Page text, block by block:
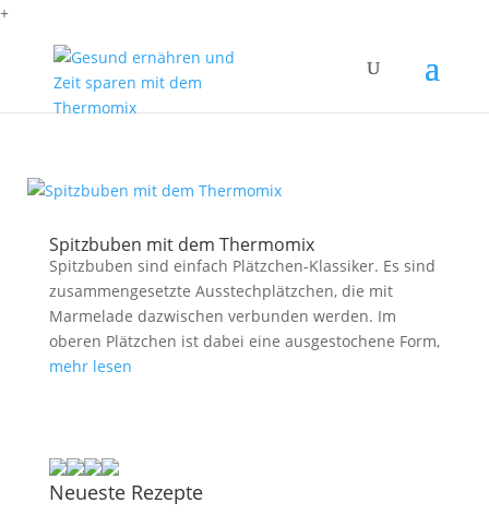
+
Spitzbuben mit dem Thermomix
Spitzbuben sind einfach Plätzchen-Klassiker. Es sind
zusammengesetzte Ausstechplätzchen, die mit
Marmelade dazwischen verbunden werden. Im
oberen Plätzchen ist dabei eine ausgestochene Form,
mehr lesen
Neueste Rezepte